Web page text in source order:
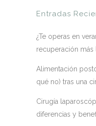
Entradas
¿Te operas en
recuperación
Alimentación
qué no) tras una
Cirugía
diferencias y